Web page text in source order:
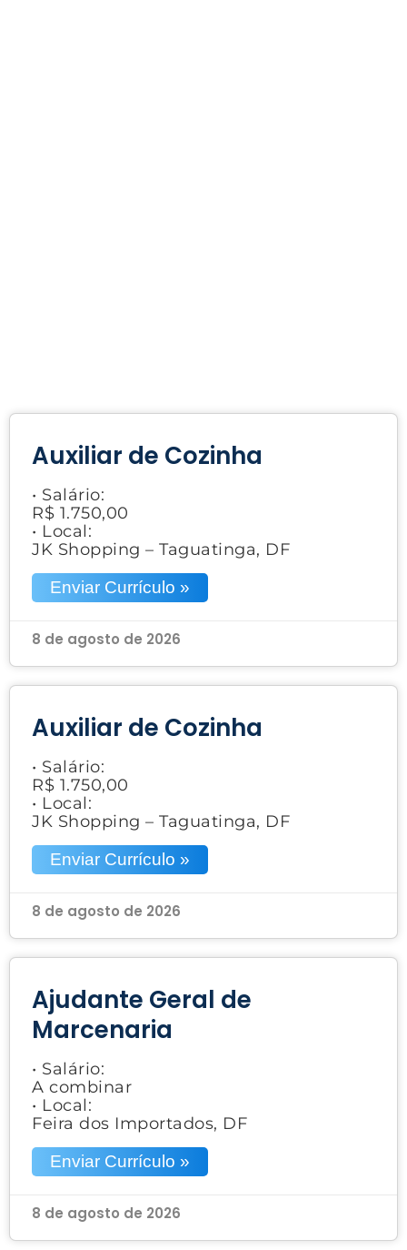
Auxiliar de Cozinha
• Salário:
R$ 1.750,00
• Local:
JK Shopping – Taguatinga, DF
Enviar Currículo »
8 de agosto de 2026
Auxiliar de Cozinha
• Salário:
R$ 1.750,00
• Local:
JK Shopping – Taguatinga, DF
Enviar Currículo »
8 de agosto de 2026
Ajudante Geral de
Marcenaria
• Salário:
A combinar
• Local:
Feira dos Importados, DF
Enviar Currículo »
8 de agosto de 2026